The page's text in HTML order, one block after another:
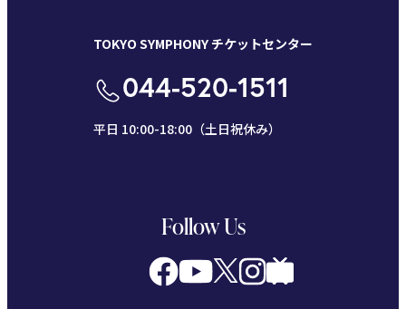
TOKYO SYMPHONY チケットセンター
044-520-1511
平日 10:00-18:00（土日祝休み）
Follow Us